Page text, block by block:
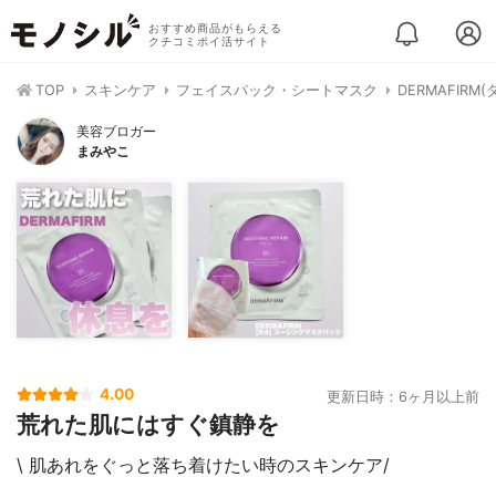
おすすめ商品がもらえる
クチコミポイ活サイト
TOP スキンケア フェイスパック・シートマスク DERMAFIRM(
美容ブロガー
まみやこ
4.00 更新日時：6ヶ月以上前
荒れた肌にはすぐ鎮静を
\ 肌あれをぐっと落ち着けたい時のスキンケア/